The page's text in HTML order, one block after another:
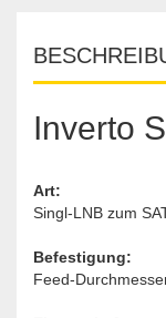
Inverto
Art:
Singl-LNB zum
Befestigung:
Feed-